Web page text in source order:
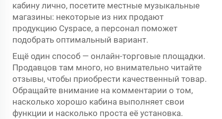
кабину лично, посетите местные музыкальные
магазины: некоторые из них продают
продукцию Cyspace, а персонал поможет
подобрать оптимальный вариант.
Ещё один способ — онлайн-торговые площадки.
Продавцов там много, но внимательно читайте
отзывы, чтобы приобрести качественный товар.
Обращайте внимание на комментарии о том,
насколько хорошо кабина выполняет свои
функции и насколько проста её установка.